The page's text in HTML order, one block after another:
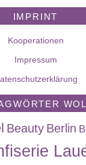
IMPRINT
Kooperationen
Impressum
Beauty Berlin